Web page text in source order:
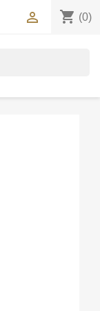
shopping_cart (0)
